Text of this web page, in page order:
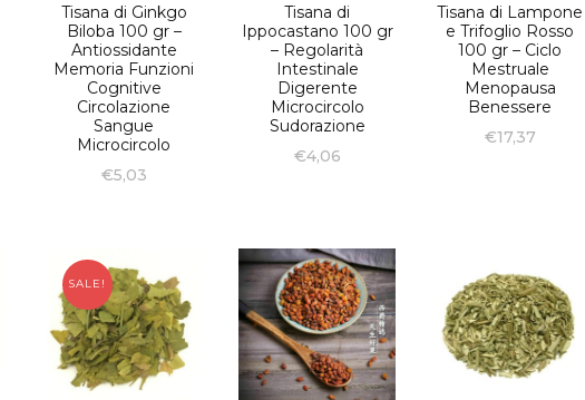
Tisana di Ginkgo
Biloba 100 gr –
Antiossidante
Memoria Funzioni
Cognitive
Circolazione
Sangue
Microcircolo
€5,03
Tisana di
Ippocastano 100 gr
– Regolarità
Intestinale
Digerente
Microcircolo
Sudorazione
€4,06
Tisana di Lampone
e Trifoglio Rosso
100 gr – Ciclo
Mestruale
Menopausa
Benessere
€17,37
SALE!